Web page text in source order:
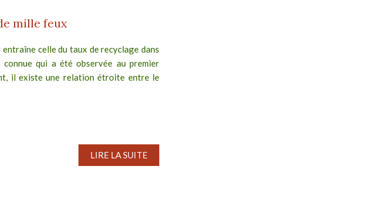
mille feux
entraîne celle du taux de recyclage dans
qui a été observée au premier
il existe une relation étroite entre le
LIRE LA SUITE